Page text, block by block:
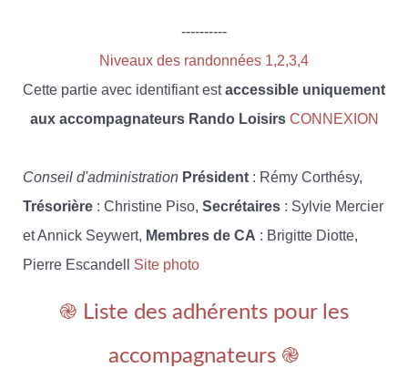
----------
Niveaux des randonnées 1,2,3,4
Cette partie avec identifiant estaccessible uniquement
aux accompagnateurs Rando Loisirs CONNEXION
Conseil d'administration Président : Rémy Corthésy,
Trésorière : Christine Piso, Secrétaires : Sylvie Mercier
et Annick Seywert, Membres de CA : Brigitte Diotte,
Pierre Escandell Site photo
֎ Liste des adhérents pour les
accompagnateurs ֎